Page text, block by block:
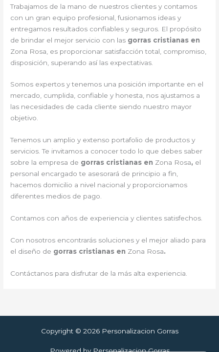
Trabajamos de la mano de nuestros clientes y contamos
con un gran equipo profesional, fusionamos ideas y
entregamos resultados confiables y seguros. El propósito
de brindar el mejor servicio con las gorras cristianas en
Zona Rosa, es proporcionar satisfacción total, compromiso,
disposición, superando así las expectativas.
Somos expertos y tenemos una posición importante en el
mercado, cumplida, confiable y honesta, nos ajustamos a
las necesidades de cada cliente siendo nuestro mayor
objetivo.
Tenemos un amplio y extenso portafolio de productos y
servicios. Te invitamos a conocer todo lo que debes saber
sobre la empresa de gorras cristianas en Zona Rosa, el
personal encargado te asesorará de principio a fin,
hacemos domicilio a nivel nacional y proporcionamos
diferentes medios de pago.
Contamos con años de experiencia y clientes satisfechos.
Con nosotros encontrarás soluciones y el mejor aliado para
el diseño de gorras cristianas en Zona Rosa.
Contáctanos para disfrutar de la más alta experiencia.
Copyright © 2026 Personalizacion Gorras